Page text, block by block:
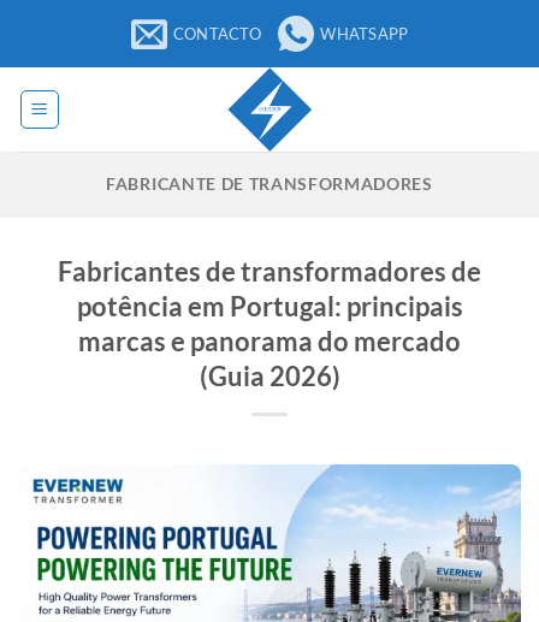
o
conteúdo
CONTACTO WHATSAPP
FABRICANTE DE TRANSFORMADORES
Fabricantes de transformadores de
potência em Portugal: principais
marcas e panorama do mercado
(Guia 2026)